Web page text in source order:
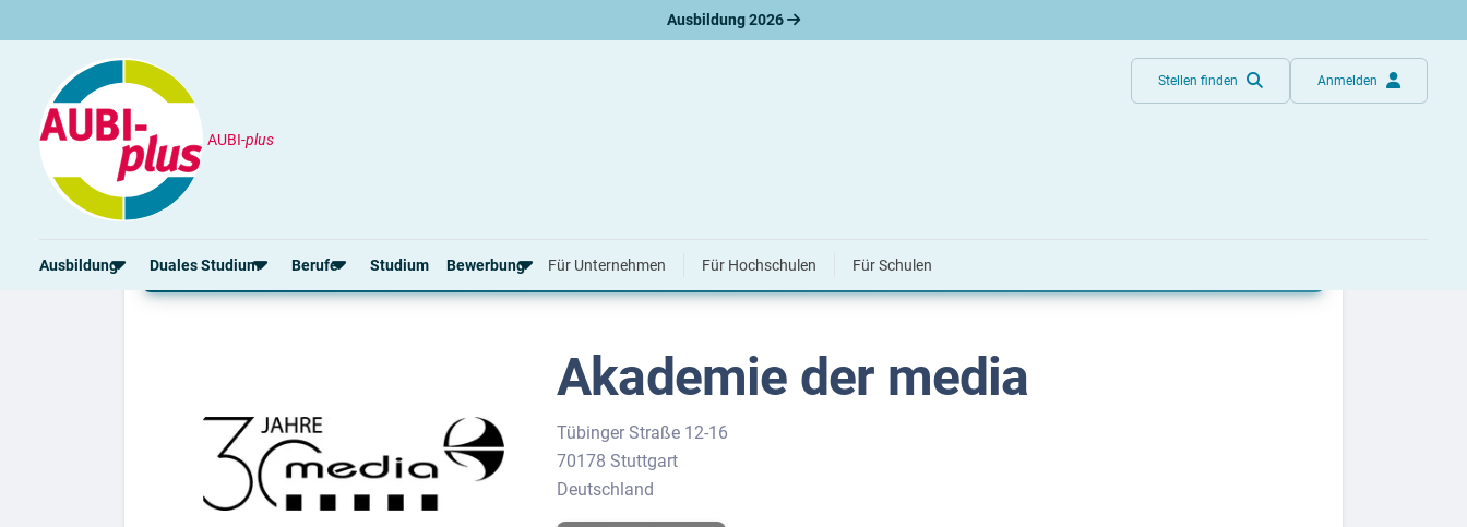
Ausbildung 2026
AUBI-plus
Stellen finden Anmelden
Ausbildung Duales Studium
Alle Orte von A-Z
Berufe
Berufe nach Themen
Alle Berufe
Schülerpraktikum
Studium Bewerbung
Bewerbungsratgeber
Vorlagen
Online-Bewerbung
Vorstellungsgespräch
Bewerbungs-Check
Für Unternehmen Für Hochschulen Für Schulen
Akademie der media
Akademie der media
Tübinger Straße 12-16
70178 Stuttgart
Deutschland